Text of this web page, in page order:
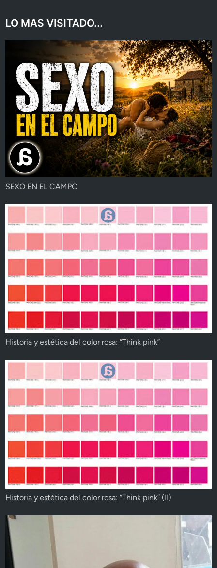
LO MAS VISITADO...
SEXO EN EL CAMPO
Historia y estética del color rosa: “Think pink”
Historia y estética del color rosa: “Think pink” (II)